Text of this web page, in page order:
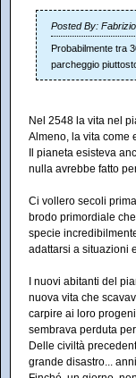
Posted By:
Probabilmente tra
parcheggio
Nel 2548 la vita nel
Almeno, la vita come
Il pianeta esisteva
nulla avrebbe fatto
Ci vollero secoli
brodo primordiale
specie
adattarsi a situazioni
I nuovi abitanti del
nuova vita che
carpire ai loro
sembrava perduta
Delle civiltà
grande disastro...